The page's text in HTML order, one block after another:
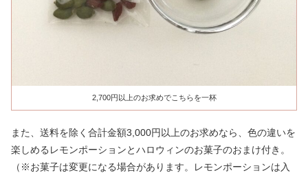
2,700円以上のお求めでこちらを一杯
また、送料を除く合計金額3,000円以上のお求めなら、色の違いを
楽しめるレモンポーションとハロウィンのお菓子のおまけ付き。
（※お菓子は変更になる場合があります。レモンポーションは入